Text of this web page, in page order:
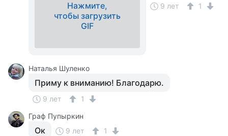
Нажмите,
чтобы загрузить
GIF
9 лет 1
Наталья Шуленко
Приму к вниманию! Благодарю.
9 лет
1
Граф Пупыркин
Ок 9 лет 1